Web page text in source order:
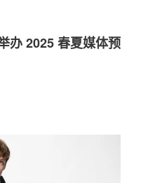
办 2025 春夏媒体预